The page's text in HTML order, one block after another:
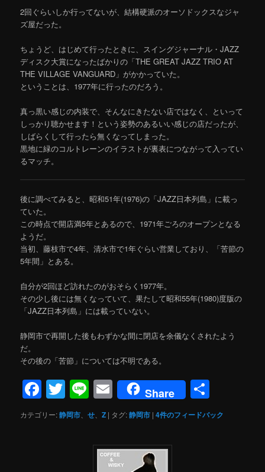
2回ぐらいしか行ってないが、結構硬派のオーソドックスなジャ
ズ屋だった。
ちょうど、はじめて行ったときに、スイングジャーナル・JAZZ
ディスク大賞になったばかりの「THE GREAT JAZZ TRIO AT
THE VILLAGE VANGUARD」がかかっていた。
ということは、1977年に行ったのだろう。
真っ黒い感じの内装で、そんなにきたない店ではなく、といって
しっかり聴かせます！という姿勢のあるいい感じの店だったが、
しばらくして行ったら無くなってしまった。
黒地に緑のコルトレーンのイラストが裏表につながって入ってい
るマッチ。
後に調べてみると、昭和51年(1976)の「JAZZ日本列島」に載っ
ていた。
この時点で開店満5年とあるので、1971年ごろのオープンとなる
ようだ。
当初、藤枝市で4年、清水市で1年ぐらい営業しており、「苦節の
5年間」とある。
自分が2回ほど訪れたのがおそらく1977年。
その少し後には無くなっていて、果たして昭和55年(1980)度版の
「JAZZ日本列島」には載っていない。
静岡市で再開した後もわずかな間に閉店を余儀なくされたよう
だ。
その後の「苦節」については不明である。
Facebook
Twitter
LineEmailShare
有
カテゴリー:静岡市 、せ 、Z | タグ:静岡市 |4件のフィードバック